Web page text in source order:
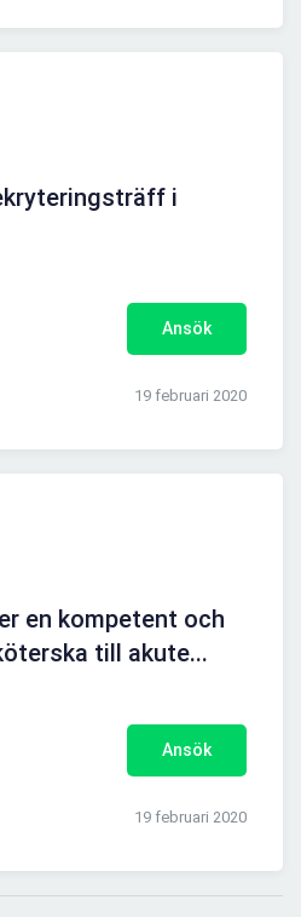
i
Ansök
19 februari 2020
en kompetent och
till akute...
Ansök
19 februari 2020